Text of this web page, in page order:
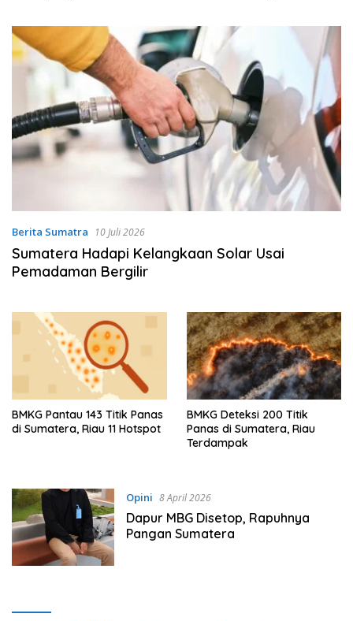
Berita Sumatra 10 Juli 2026
Sumatera Hadapi Kelangkaan Solar Usai
Pemadaman Bergilir
BMKG Pantau 143 Titik Panas
di Sumatera, Riau 11 Hotspot
BMKG Deteksi 200 Titik
Panas di Sumatera, Riau
Terdampak
Opini 8 April 2026
Dapur MBG Disetop, Rapuhnya
Pangan Sumatera